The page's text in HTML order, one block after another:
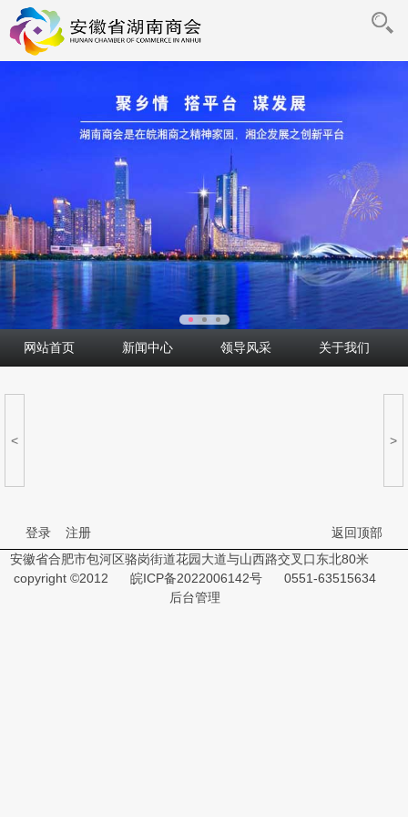
网站首页 新闻中心 领导风采 关于我们
< >
登录 注册
返回顶部
安徽省合肥市包河区骆岗街道花园大道与山西路交叉口东北80米
copyright ©2012
皖ICP备2022006142号
0551-63515634
后台管理